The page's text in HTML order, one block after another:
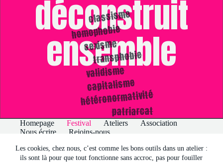
Les cookies, chez nous, c’est comme les bons outils dans un atelier :
ils sont là pour que tout fonctionne sans accroc, pas pour fouiller
déconstruit
ensemble
patriarcat
hétéronormativité
capitalisme
validisme
transphobie
sexisme
homophobie
classisme
Abonne toi à notre newsletter !
Nous envoyons une infolettre pour te tenir informé⸱e
des événements et actualités du collectif
Homepage Festival Ateliers
Association
Nous écrire
Rejoins-nous